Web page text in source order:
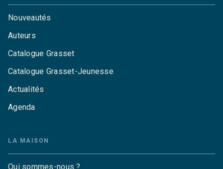
Nouveautés
Auteurs
Catalogue Grasset
Catalogue Grasset-Jeunesse
Actualités
Agenda
LA MAISON
Qui sommes-nous ?